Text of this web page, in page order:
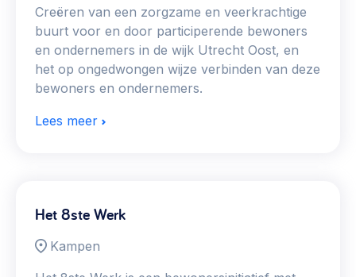
Creëren van een zorgzame en veerkrachtige
buurt voor en door participerende bewoners
en ondernemers in de wijk Utrecht Oost, en
het op ongedwongen wijze verbinden van deze
bewoners en ondernemers.
Lees meer
Het 8ste Werk
Kampen